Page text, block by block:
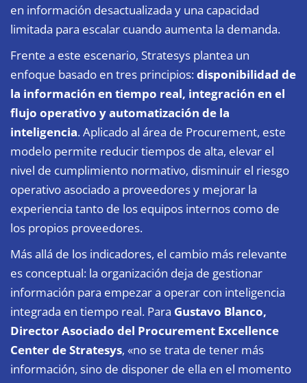
en información desactualizada y una capacidad
limitada para escalar cuando aumenta la demanda.
Frente a este escenario, Stratesys plantea un
enfoque basado en tres principios:disponibilidad de
la información en tiempo real, integración en el
flujo operativo y automatización de la
inteligencia. Aplicado al área de Procurement, este
modelo permite reducir tiempos de alta, elevar el
nivel de cumplimiento normativo, disminuir el riesgo
operativo asociado a proveedores y mejorar la
experiencia tanto de los equipos internos como de
los propios proveedores.
Más allá de los indicadores, el cambio más relevante
es conceptual: la organización deja de gestionar
información para empezar a operar con inteligencia
integrada en tiempo real. Para Gustavo Blanco,
Director Asociado del Procurement Excellence
Center de Stratesys, «no se trata de tener más
información, sino de disponer de ella en el momento